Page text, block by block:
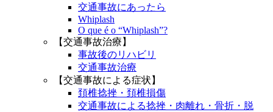
交通事故にあったら
Whiplash
O que é o “Whiplash”?
【交通事故治療】
事故後のリハビリ
交通事故治療
【交通事故による症状】
頚椎捻挫・頚椎損傷
交通事故による捻挫・肉離れ・骨折・脱